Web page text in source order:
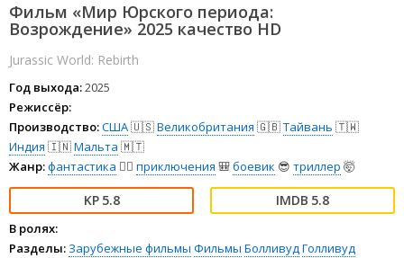
Фильм «Мир Юрского периода:
Возрождение» 2025 качество HD
Jurassic World: Rebirth
Год выхода:2025
Режиссёр:
Производство:США🇺🇸Великобритания 🇬🇧Тайвань 🇹🇼
Индия 🇮🇳Мальта 🇲🇹
Жанр:фантастика 🧙‍♀️ приключения 🎒боевик 😎 триллер 🤯
5.8 5.8
В ролях:
Разделы: Зарубежные фильмы Фильмы БолливудГолливуд